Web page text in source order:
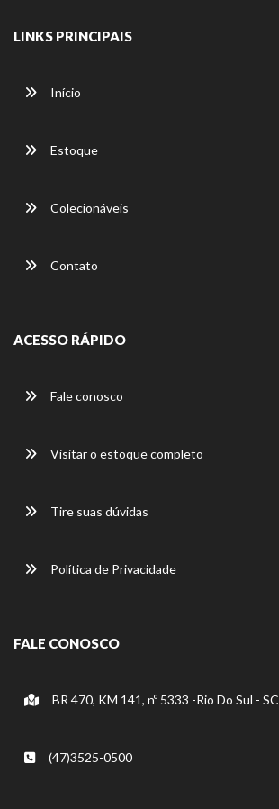
LINKS PRINCIPAIS
Início
Estoque
Colecionáveis
Contato
ACESSO RÁPIDO
Fale conosco
Visitar o estoque completo
Tire suas dúvidas
Política de Privacidade
FALE CONOSCO
BR 470, KM 141, nº 5333 -Rio Do Sul - SC
(47)3525-0500